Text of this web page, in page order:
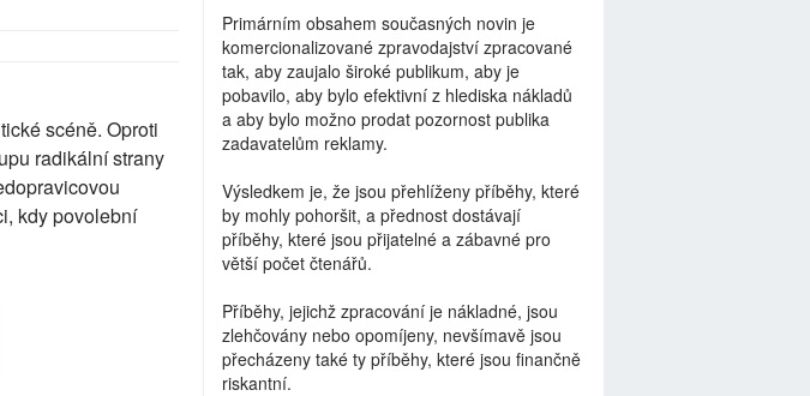
scéně. Oproti
radikální strany
kdy povolební
Primárním obsahem současných novin je
komercionalizované zpravodajství zpracované
tak, aby zaujalo široké publikum, aby je
pobavilo, aby bylo efektivní z hlediska nákladů
a aby bylo možno prodat pozornost publika
zadavatelům reklamy.
Výsledkem je, že jsou přehlíženy příběhy, které
by mohly pohoršit, a přednost dostávají
příběhy, které jsou přijatelné a zábavné pro
větší počet čtenářů.
Příběhy, jejichž zpracování je nákladné, jsou
zlehčovány nebo opomíjeny, nevšímavě jsou
přecházeny také ty příběhy, které jsou finančně
riskantní.